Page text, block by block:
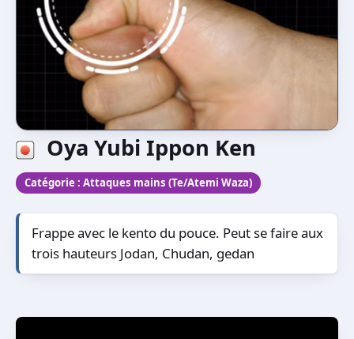
Oya Yubi Ippon Ken
Catégorie : Attaques mains (Te/Atemi Waza)
Frappe avec le kento du pouce. Peut se faire aux
trois hauteurs Jodan, Chudan, gedan